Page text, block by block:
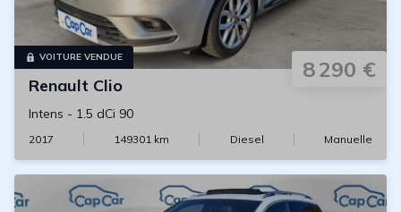
VOITURE VENDUE 8 290 €
Renault Clio
Intens - 1.5 dCi 90
2017 149301 km Diesel Manuelle